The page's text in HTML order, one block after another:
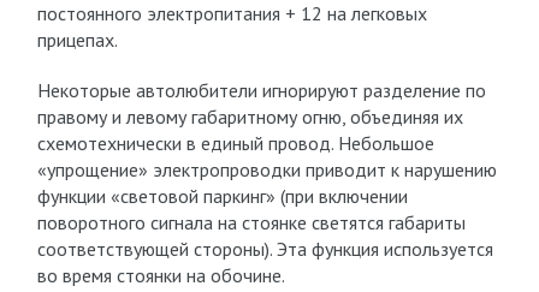
постоянного электропитания + 12 на легковых
прицепах.
Некоторые автолюбители игнорируют разделение по
правому и левому габаритному огню, объединяя их
схемотехнически в единый провод. Небольшое
«упрощение» электропроводки приводит к нарушению
функции «световой паркинг» (при включении
поворотного сигнала на стоянке светятся габариты
соответствующей стороны). Эта функция используется
во время стоянки на обочине.